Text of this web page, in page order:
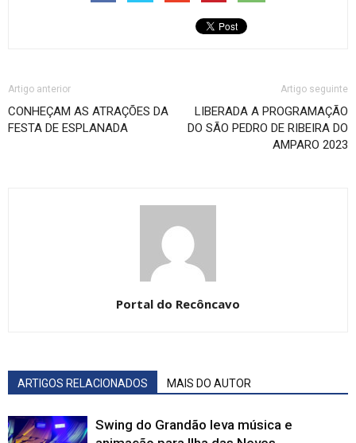
Artigo anterior
CONHEÇAM AS ATRAÇÕES DA
FESTA DE ESPLANADA
Artigo seguinte
LIBERADA A PROGRAMAÇÃO
DO SÃO PEDRO DE RIBEIRA DO
AMPARO 2023
Portal do Recôncavo
ARTIGOS RELACIONADOS MAIS DO AUTOR
Swing do Grandão leva música e